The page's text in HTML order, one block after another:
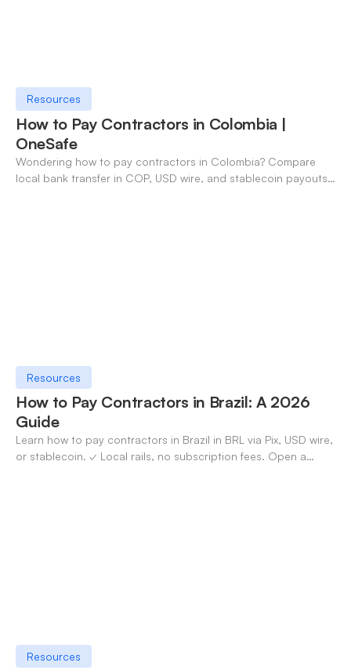
Resources
How to Pay Contractors in Colombia |
OneSafe
Wondering how to pay contractors in Colombia? Compare
local bank transfer in COP, USD wire, and stablecoin payouts.
Resources
How to Pay Contractors in Brazil: A 2026
Guide
Learn how to pay contractors in Brazil in BRL via Pix, USD wire,
or stablecoin. ✓ Local rails, no subscription fees. Open a
Resources